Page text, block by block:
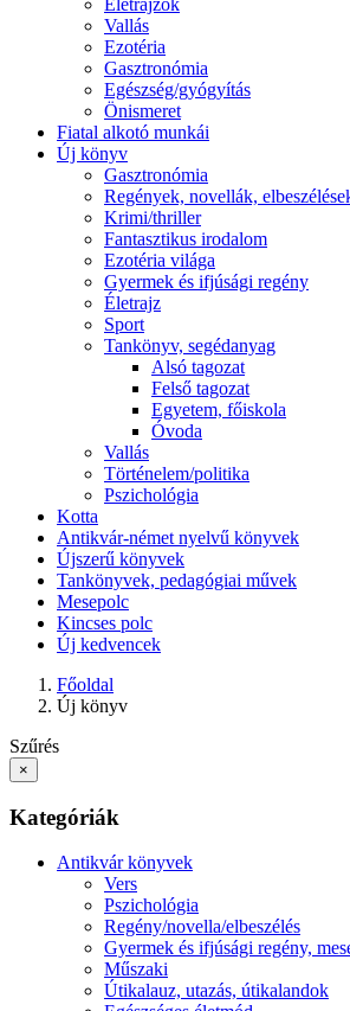
Életrajzok
Vallás
Ezotéria
Gasztronómia
Egészség/gyógyítás
Önismeret
Fiatal alkotó munkái
Új könyv
Gasztronómia
Regények, novellák,
Krimi/thriller
Fantasztikus irodalom
Ezotéria világa
Gyermek és ifjúsági regény
Életrajz
Sport
Tankönyv, segédanyag
Alsó tagozat
Felső tagozat
Egyetem, főiskola
Óvoda
Vallás
Történelem/politika
Pszichológia
Kotta
Antikvár-német nyelvű könyvek
Újszerű könyvek
Tankönyvek, pedagógiai művek
Mesepolc
Kincses polc
Új kedvencek
Főoldal
Új könyv
Szűrés
×
Kategóriák
Antikvár könyvek
Vers
Pszichológia
Regény/novella/elbeszélés
Gyermek és ifjúsági regény,
Műszaki
Útikalauz, utazás, útikalandok